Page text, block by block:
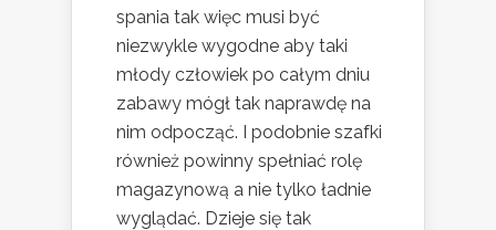
spania tak więc musi być
niezwykle wygodne aby taki
młody człowiek po całym dniu
zabawy mógł tak naprawdę na
nim odpocząć. I podobnie szafki
również powinny spełniać rolę
magazynową a nie tylko ładnie
wyglądać. Dzieje się tak